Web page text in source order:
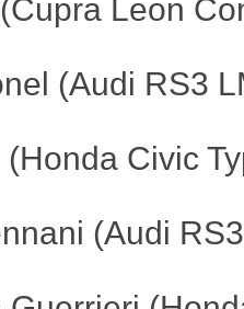
Leon
(Audi RS3
(Honda Civic
(Audi